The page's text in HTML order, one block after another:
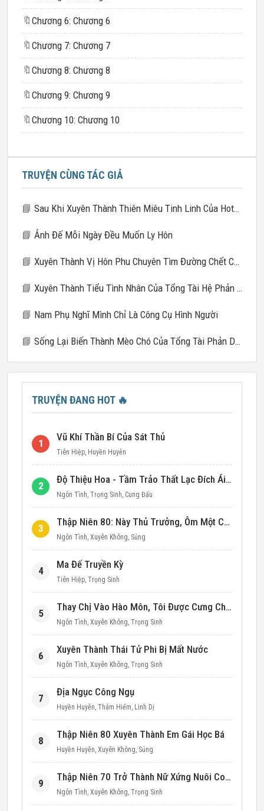
🔖 Chương 6: Chương 6
🔖 Chương 7: Chương 7
🔖 Chương 8: Chương 8
🔖 Chương 9: Chương 9
🔖 Chương 10: Chương 10
TRUYỆN CÙNG TÁC GIẢ
📘 Sau Khi Xuyên Thành Thiên Miêu Tinh Linh Của Hotboy Trường
📘 Ảnh Đế Mỗi Ngày Đều Muốn Ly Hôn
📘 Xuyên Thành Vị Hôn Phu Chuyên Tìm Đường Chết Của Ảnh Đế
📘 Xuyên Thành Tiểu Tình Nhân Của Tổng Tài Hệ Phản Diện
📘 Nam Phụ Nghĩ Mình Chỉ Là Công Cụ Hình Người
📘 Sống Lại Biến Thành Mèo Chó Của Tổng Tài Phản Diện
TRUYỆN ĐANG HOT 🔥
1
Vũ Khí Thần Bí Của Sát Thủ
Tiên Hiệp, Huyền Huyễn
2
Độ Thiệu Hoa - Tầm Trảo Thất Lạc Đích Ái Tình
Ngôn Tình, Trọng Sinh, Cung Đấu
3
Thập Niên 80: Này Thủ Trưởng, Ôm Một Cái Đi!
Ngôn Tình, Xuyên Không, Sủng
4
Ma Đế Truyền Kỳ
Tiên Hiệp, Trọng Sinh
5
Thay Chị Vào Hào Môn, Tôi Được Cưng Chiều Hết Mực (Thập Niên 90)
Ngôn Tình, Xuyên Không, Trọng Sinh
6
Xuyên Thành Thái Tử Phi Bị Mất Nước
Ngôn Tình, Xuyên Không, Trọng Sinh
7
Địa Ngục Công Ngụ
Huyền Huyễn, Thám Hiểm, Linh Dị
8
Thập Niên 80 Xuyên Thành Em Gái Học Bá
Huyền Huyễn, Xuyên Không, Sủng
9
Thập Niên 70 Trở Thành Nữ Xứng Nuôi Con Làm Giàu
Ngôn Tình, Xuyên Không, Trọng Sinh